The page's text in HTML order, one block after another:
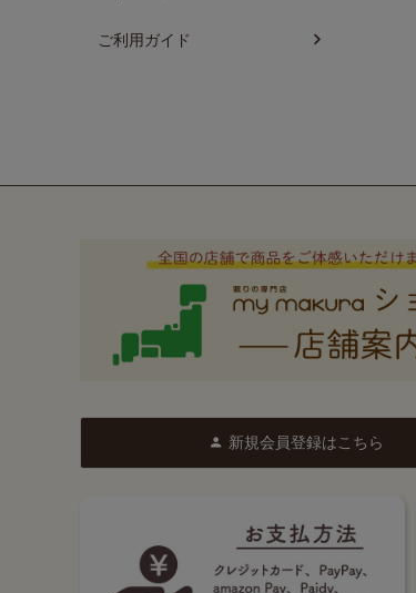
ご利用ガイド
新規会員登録はこちら